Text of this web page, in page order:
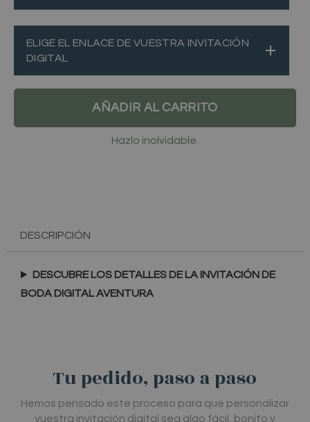
ELIGE EL ENLACE DE VUESTRA INVITACIÓN
DIGITAL
AÑADIR AL CARRITO
Hazlo inolvidable.
DESCRIPCIÓN
DESCUBRE LOS DETALLES DE LA INVITACIÓN DE
BODA DIGITAL AVENTURA
Tu pedido, paso a paso
Hemos pensado este proceso para que personalizar
vuestra invitación digital sea algo fácil, bonito y